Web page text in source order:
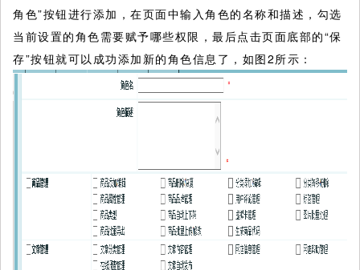
角色”按钮进行添加，在页面中输入角色的名称和描述，勾选
当前设置的角色需要赋予哪些权限，最后点击页面底部的“保
存”按钮就可以成功添加新的角色信息了，如图2所示：